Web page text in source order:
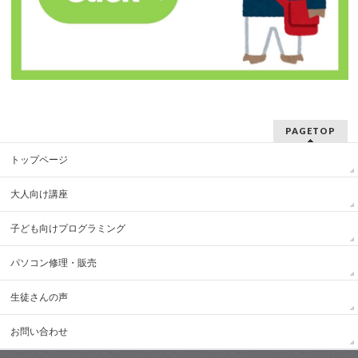
PAGETOP
トップページ
大人向け講座
子ども向けプログラミング
パソコン修理・販売
生徒さんの声
お問い合わせ